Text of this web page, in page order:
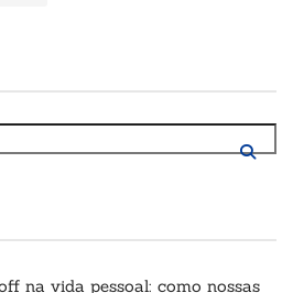
na vida pessoal: como nossas